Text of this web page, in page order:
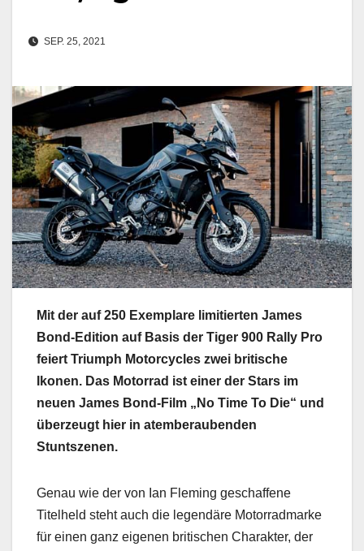
SEP. 25, 2021
Mit der auf 250 Exemplare limitierten James
Bond-Edition auf Basis der Tiger 900 Rally Pro
feiert Triumph Motorcycles zwei britische
Ikonen. Das Motorrad ist einer der Stars im
neuen James Bond-Film „No Time To Die“ und
überzeugt hier in atemberaubenden
Stuntszenen.
Genau wie der von Ian Fleming geschaffene
Titelheld steht auch die legendäre Motorradmarke
für einen ganz eigenen britischen Charakter, der